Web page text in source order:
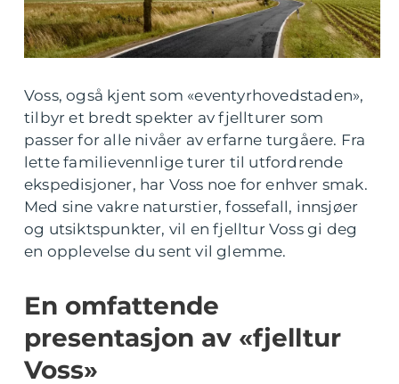
Voss, også kjent som «eventyrhovedstaden»,
tilbyr et bredt spekter av fjellturer som
passer for alle nivåer av erfarne turgåere. Fra
lette familievennlige turer til utfordrende
ekspedisjoner, har Voss noe for enhver smak.
Med sine vakre naturstier, fossefall, innsjøer
og utsiktspunkter, vil en fjelltur Voss gi deg
en opplevelse du sent vil glemme.
En omfattende
presentasjon av «fjelltur
Voss»